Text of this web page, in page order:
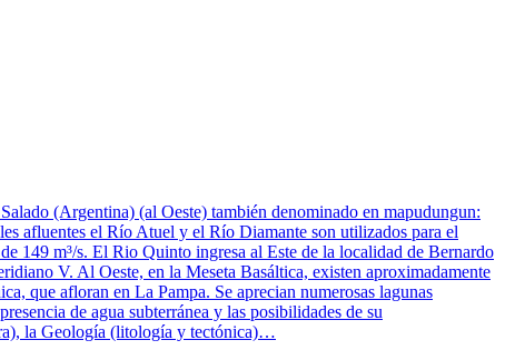
(Argentina) (al Oeste) también denominado en mapudungun:
afluentes el Río Atuel y el Río Diamante son utilizados para el
149 m³/s. El Rio Quinto ingresa al Este de la localidad de Bernardo
V. Al Oeste, en la Meseta Basáltica, existen aproximadamente
que afloran en La Pampa. Se aprecian numerosas lagunas
de agua subterránea y las posibilidades de su
la Geología (litología y tectónica)…